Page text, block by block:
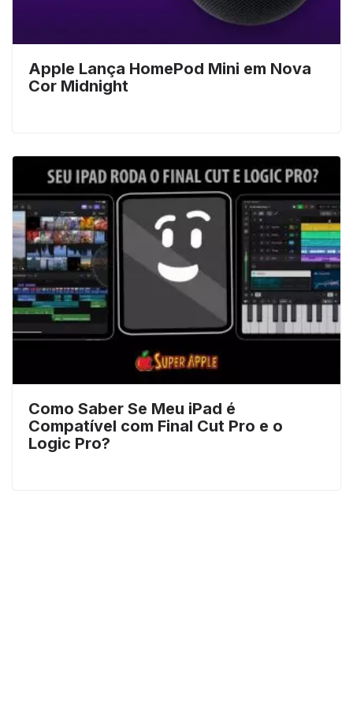
Apple Lança HomePod Mini em Nova
Cor Midnight
Como Saber Se Meu iPad é
Compatível com Final Cut Pro e o
Logic Pro?